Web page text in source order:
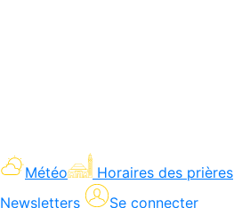
Météo Horaires des prières
Newsletters
Se connecter